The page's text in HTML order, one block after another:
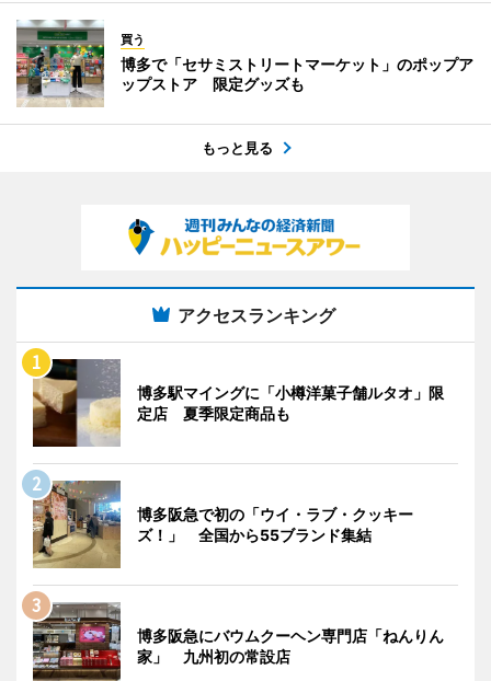
買う
博多で「セサミストリートマーケット」のポップア
ップストア 限定グッズも
もっと見る
アクセスランキング
博多駅マイングに「小樽洋菓子舗ルタオ」限
定店 夏季限定商品も
博多阪急で初の「ウイ・ラブ・クッキー
ズ！」 全国から55ブランド集結
博多阪急にバウムクーヘン専門店「ねんりん
家」 九州初の常設店